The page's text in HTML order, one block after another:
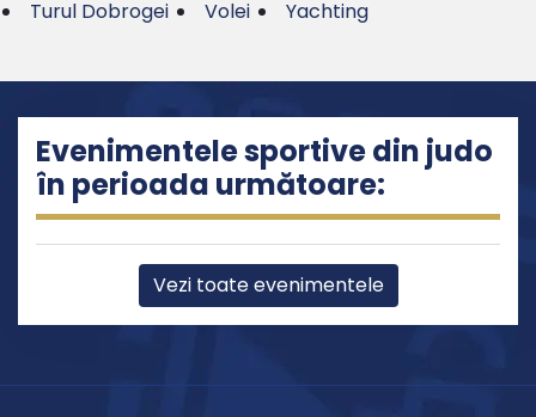
Turul Dobrogei
Volei Yachting
Evenimentele sportive din judo
în perioada următoare:
Vezi toate evenimentele